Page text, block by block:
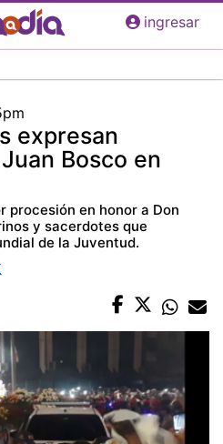
Pasar
al
principal
ingresar
expresan
Bosco en
procesión en honor a Don
y sacerdotes que
de la Juventud.